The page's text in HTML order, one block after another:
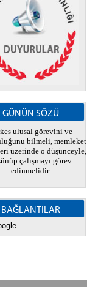
GÜNÜN SÖZÜ
ulusal görevini ve
bilmeli, memleket
üzerinde o düşünceyle,
çalışmayı görev
edinmelidir.
BAĞLANTILAR